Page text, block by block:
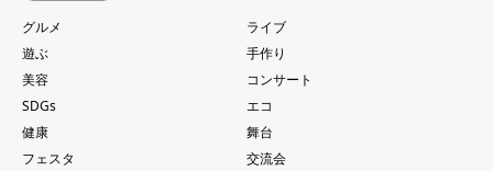
グルメ
ライブ
遊ぶ
手作り
美容
コンサート
SDGs
エコ
健康
舞台
フェスタ
交流会